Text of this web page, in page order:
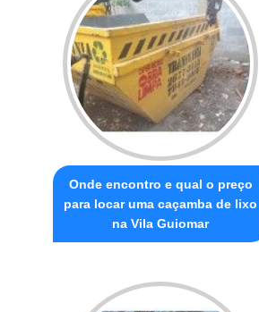
Onde encontro e qual o preço
para locar uma caçamba de lixo
na Vila Guiomar